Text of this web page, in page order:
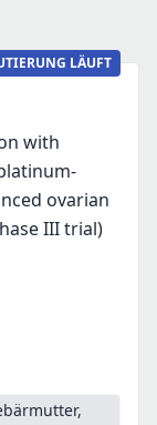
LÄUFT
with
ovarian
III trial)